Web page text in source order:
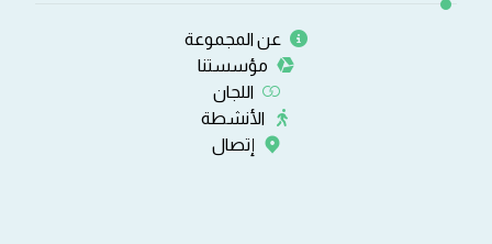
عن المجموعة
مؤسستنا
اللجان
الأنشطة
إتصال